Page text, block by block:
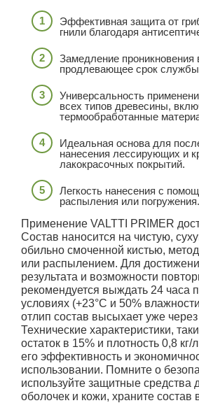
Эффективная защита от
гнили благодаря
Замедление проникновения
продлевающее срок службы
Универсальность
всех типов древесины,
термообработанные
Идеальная основа для
нанесения лессирующих и
лакокрасочных покрытий.
Легкость нанесения с
распыления или погружения.
Применение VALTTI PRIMER
Состав наносится на чистую,
обильно смоченной кистью,
или распылением. Для
результата и возможности
рекомендуется выждать 24 часа
условиях (+23°C и 50%
отлип состав высыхает уже
Технические характеристики,
остаток в 15% и плотность 0,8
его эффективность и
использовании. Помните о
используйте защитные средства
оболочек и кожи, храните состав